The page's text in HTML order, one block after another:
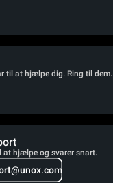
til at hjælpe dig. Ring til dem.
at hjælpe og svarer snart.